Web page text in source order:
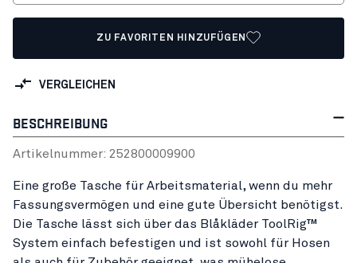
ZU FAVORITEN HINZUFÜGEN
VERGLEICHEN
BESCHREIBUNG
Artikelnummer: 252800009900
Eine große Tasche für Arbeitsmaterial, wenn du mehr
Fassungsvermögen und eine gute Übersicht benötigst.
Die Tasche lässt sich über das Blåkläder ToolRig™
System einfach befestigen und ist sowohl für Hosen